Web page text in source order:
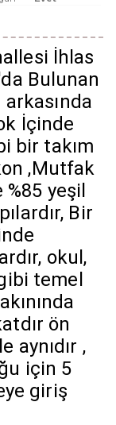
İhlas
Bulunan
İçinde
bir takım
,Mutfak
yeşil
Bir
okul,
temel
ön
aynıdır ,
için 5
giriş